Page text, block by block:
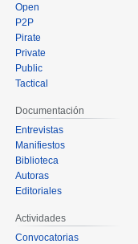
Open
P2P
Pirate
Private
Public
Tactical
Documentación
Entrevistas
Manifiestos
Biblioteca
Autoras
Editoriales
Actividades
Convocatorias